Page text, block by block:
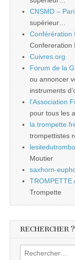
CNSMD –
supérieur…
Conférération
Confereration
Cuivres.org
Forum de la
ou annoncer
instruments
l'Association
pour tous les
trompettistes
Moutier
saxhorn-
TROMPETTE
Trompette
RECHERCHER ?
Rechercher :